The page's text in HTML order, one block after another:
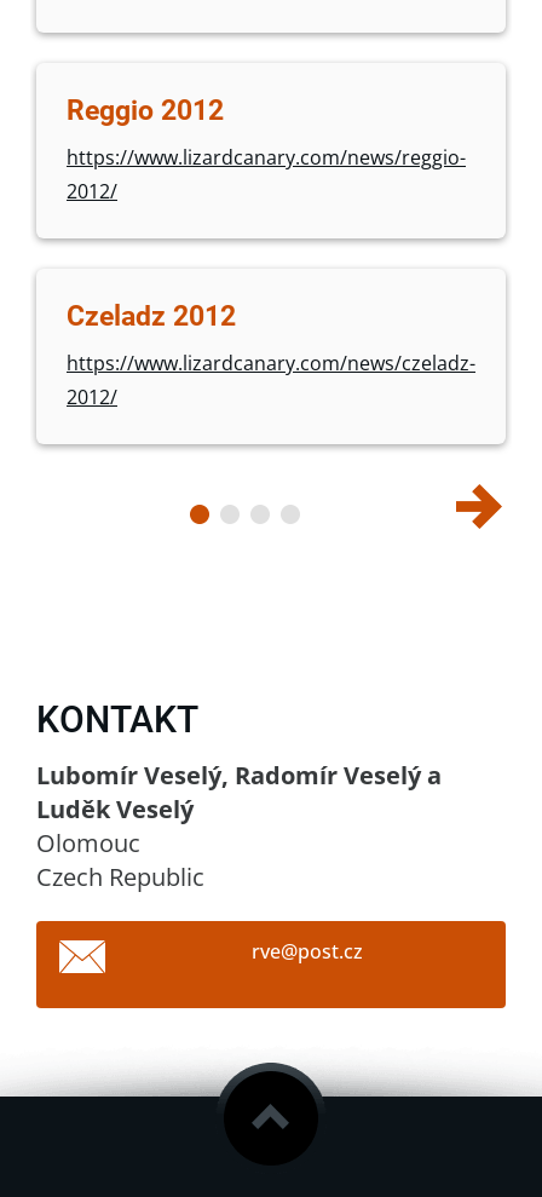
Reggio 2012
https://www.lizardcanary.com/news/reggio-
2012/
Czeladz 2012
https://www.lizardcanary.com/news/czeladz-
2012/
KONTAKT
Lubomír Veselý, Radomír Veselý a
Luděk Veselý
Olomouc
Czech Republic
rve@post.cz